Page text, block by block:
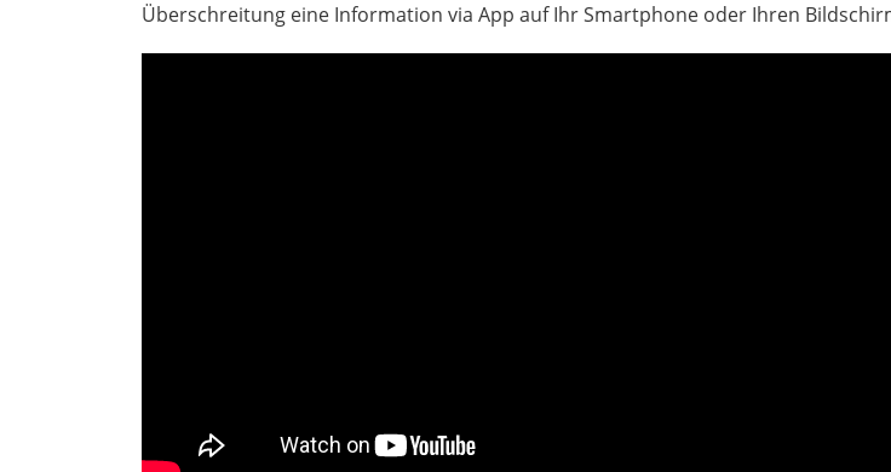
Überschreitung eine Information via App auf Ihr Smartphone oder Ihren